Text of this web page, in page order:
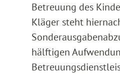
Betreuung des
Kläger steht
hälftigen